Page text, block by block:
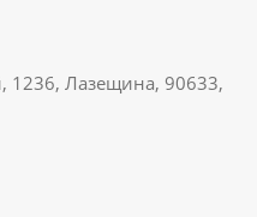
1236, Лазещина, 90633,